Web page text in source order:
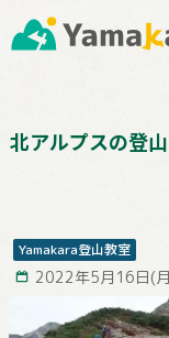
新着記事を読
Yamakara登
お客様レポー
北アルプスの登
Yamakara登山教室
2022年5月16日(